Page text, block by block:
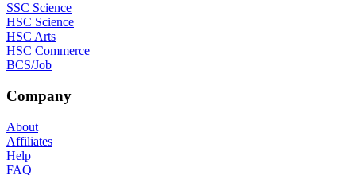
SSC Science
HSC Science
HSC Arts
HSC Commerce
BCS/Job
Company
About
Affiliates
Help
FAQ